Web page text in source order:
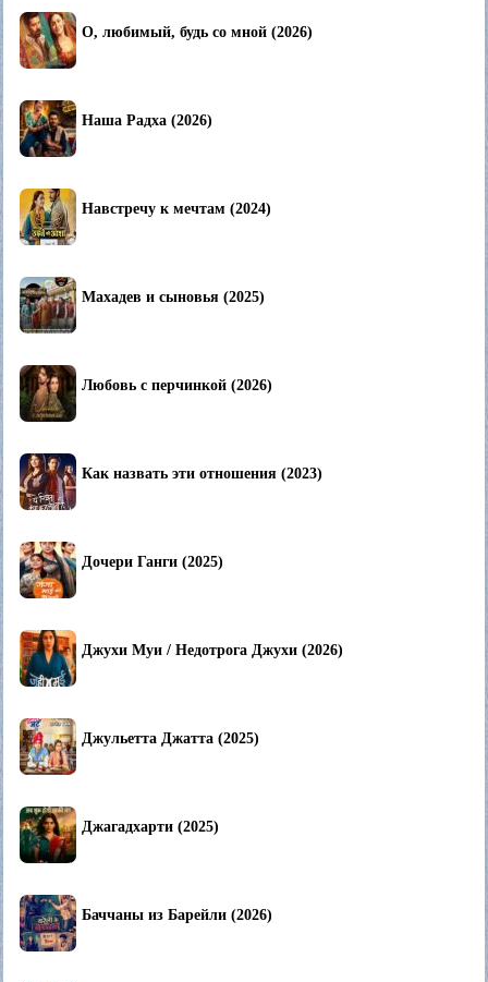
О, любимый, будь со мной (2026)
Наша Радха (2026)
Навстречу к мечтам (2024)
Махадев и сыновья (2025)
Любовь с перчинкой (2026)
Как назвать эти отношения (2023)
Дочери Ганги (2025)
Джухи Муи / Недотрога Джухи (2026)
Джульетта Джатта (2025)
Джагадхарти (2025)
Баччаны из Барейли (2026)